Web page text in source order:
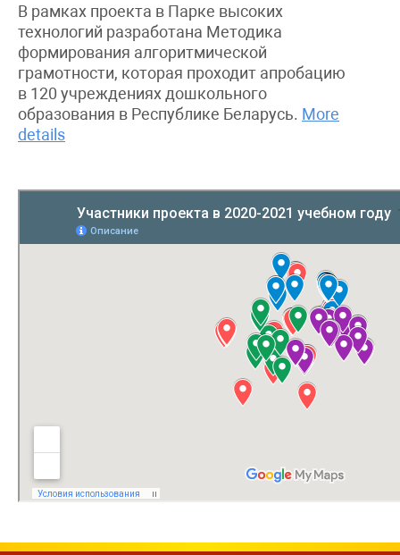
В рамках проекта в Парке высоких
технологий разработана Методика
формирования алгоритмической
грамотности, которая проходит апробацию
в 120 учреждениях дошкольного
образования в Республике Беларусь. More
details